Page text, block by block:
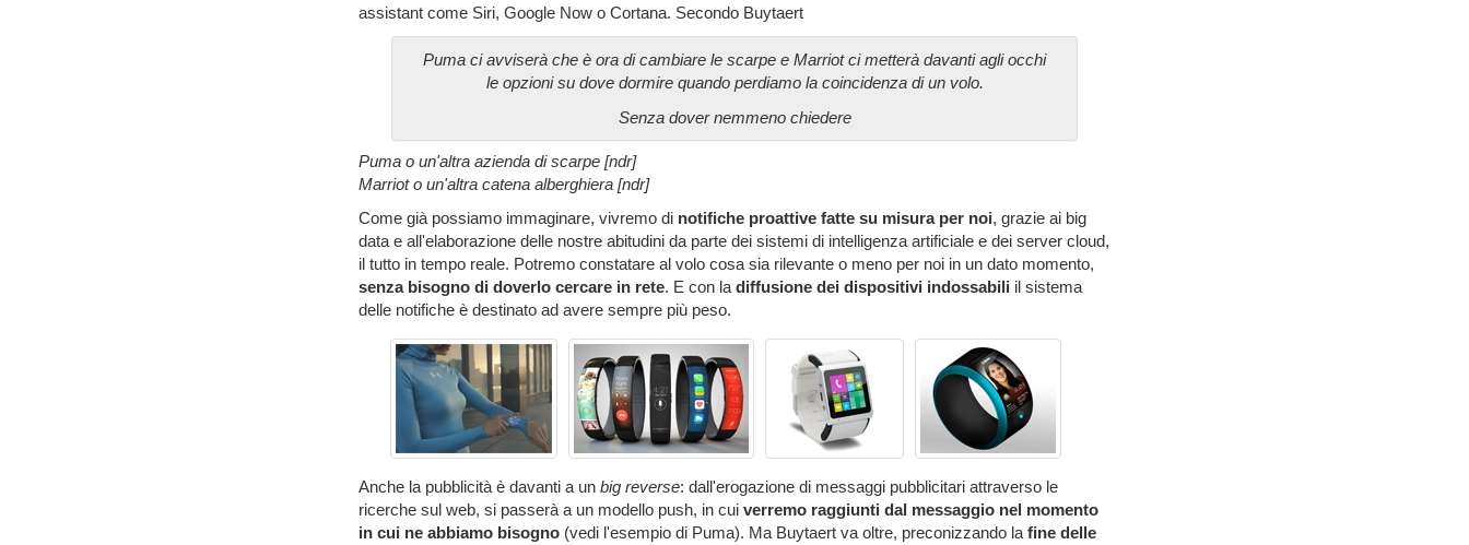
assistant come Siri, Google Now o Cortana. Secondo Buytaert
Puma ci avviserà che è ora di cambiare le scarpe e Marriot ci metterà davanti agli occhi
le opzioni su dove dormire quando perdiamo la coincidenza di un volo.
Senza dover nemmeno chiedere
Puma o un'altra azienda di scarpe [ndr]
Marriot o un'altra catena alberghiera [ndr]
Come già possiamo immaginare, vivremo di notifiche proattive fatte su misura per noi, grazie ai big
data e all'elaborazione delle nostre abitudini da parte dei sistemi di intelligenza artificiale e dei server cloud,
il tutto in tempo reale. Potremo constatare al volo cosa sia rilevante o meno per noi in un dato momento,
senza bisogno di doverlo cercare in rete. E con ladiffusione dei dispositivi indossabili il sistema
delle notifiche è destinato ad avere sempre più peso.
Anche la pubblicità è davanti a un big reverse: dall'erogazione di messaggi pubblicitari attraverso le
ricerche sul web, si passerà a un modello push, in cuiverremo raggiunti dal messaggio nel momento
in cui ne abbiamo bisogno (vedi l'esempio di Puma). Ma Buytaert va oltre, preconizzando la fine delle